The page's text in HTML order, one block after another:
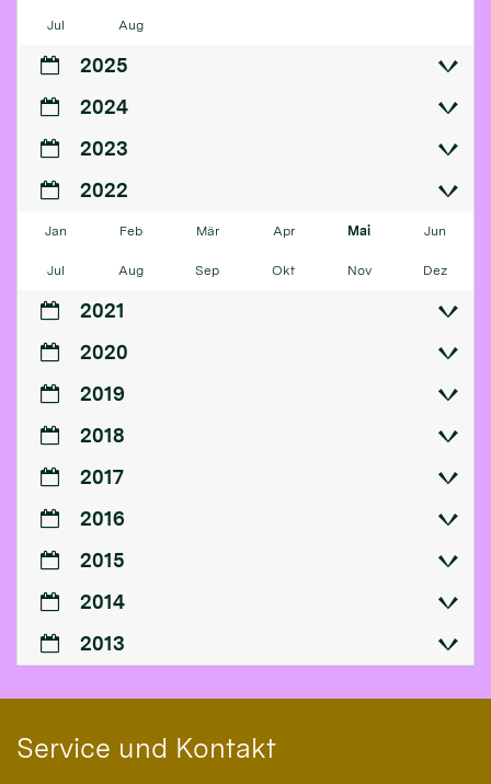
Jul Aug
2025
2024
2023
2022
Jan Feb Mär Apr Mai Jun
Jul Aug Sep Okt Nov Dez
2021
2020
2019
2018
2017
2016
2015
2014
2013
Service und Kontakt